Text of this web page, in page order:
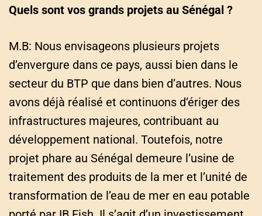
Quels sont vos grands projets au Sénégal ?
M.B: Nous envisageons plusieurs projets
d’envergure dans ce pays, aussi bien dans le
secteur du BTP que dans bien d’autres. Nous
avons déjà réalisé et continuons d’ériger des
infrastructures majeures, contribuant au
développement national. Toutefois, notre
projet phare au Sénégal demeure l’usine de
traitement des produits de la mer et l’unité de
transformation de l’eau de mer en eau potable